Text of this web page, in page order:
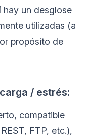
hay un desglose
utilizadas (a
propósito de
/ estrés:
compatible
FTP, etc.),